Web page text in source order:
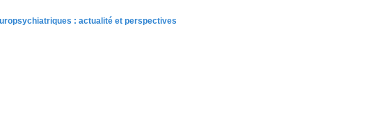
: actualité et perspectives